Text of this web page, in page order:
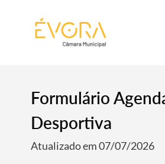
Formulário
Desportiva
Atualizado em 07/07/2026